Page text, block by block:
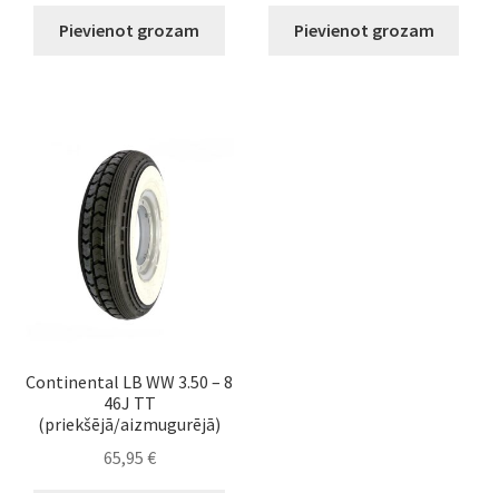
Pievienot grozam Pievienot grozam
Continental LB WW 3.50 – 8
46J TT
(priekšējā/aizmugurējā)
65,95 €